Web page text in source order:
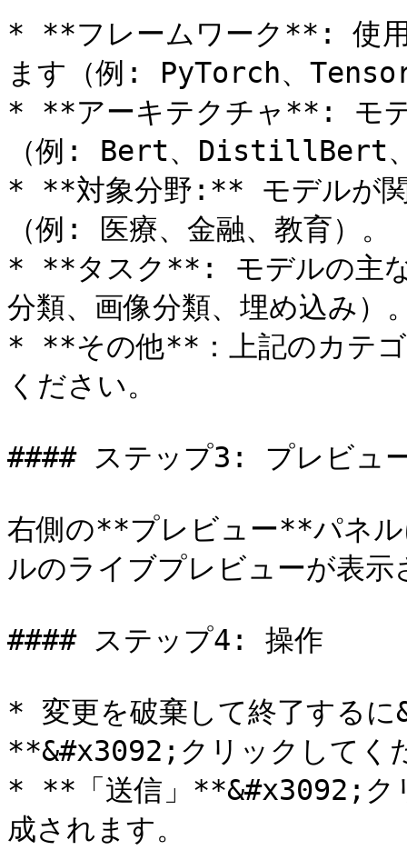
* **フレームワーク**: 使用
ます（例: PyTorch、
* **アーキテクチャ**: モデ
（例: Bert、DistillBert
* **対象分野:** モデルが関
（例: 医療、金融、教育）。
* **タスク**: モデルの主な
分類、画像分類、埋め込み）
* **その他**：上記のカテゴ
ください。
#### ステップ3: プレビュ
右側の**プレビュー**パネル
ルのライブプレビューが表示
#### ステップ4: 操作
* 変更を破棄して終了する
**&#x3092;クリックしてく
* **「送信」**&#x3092;ク
成されます。